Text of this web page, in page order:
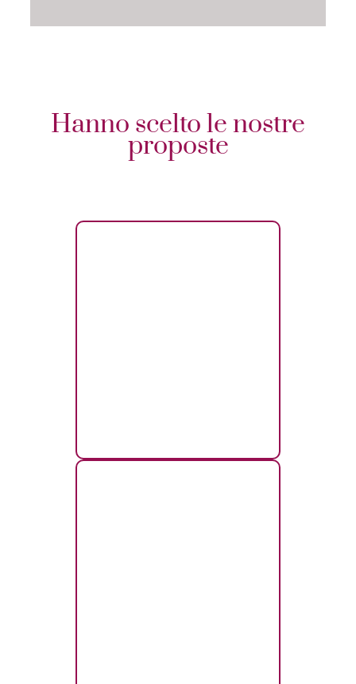
Hanno scelto le nostre
proposte